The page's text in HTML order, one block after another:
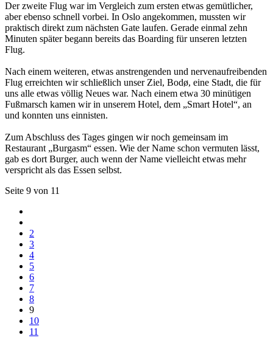
Der zweite Flug war im Vergleich zum ersten etwas gemütlicher,
aber ebenso schnell vorbei. In Oslo angekommen, mussten wir
praktisch direkt zum nächsten Gate laufen. Gerade einmal zehn
Minuten später begann bereits das Boarding für unseren letzten
Flug.
Nach einem weiteren, etwas anstrengenden und nervenaufreibenden
Flug erreichten wir schließlich unser Ziel, Bodø, eine Stadt, die für
uns alle etwas völlig Neues war. Nach einem etwa 30 minütigen
Fußmarsch kamen wir in unserem Hotel, dem „Smart Hotel“, an
und konnten uns einnisten.
Zum Abschluss des Tages gingen wir noch gemeinsam im
Restaurant „Burgasm“ essen. Wie der Name schon vermuten lässt,
gab es dort Burger, auch wenn der Name vielleicht etwas mehr
verspricht als das Essen selbst.
Seite 9 von 11
2
3
4
5
6
7
8
9
10
11